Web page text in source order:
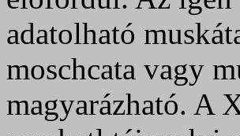
adatolható
moschcata vagy
magyarázható. A